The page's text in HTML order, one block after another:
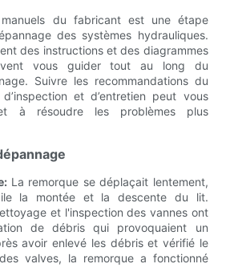
du fabricant est une étape
des systèmes hydrauliques.
des instructions et des diagrammes
vous guider tout au long du
Suivre les recommandations du
et d’entretien peut vous
à résoudre les problèmes plus
La remorque se déplaçait lentement,
la montée et la descente du lit.
et l'inspection des vannes ont
de débris qui provoquaient un
avoir enlevé les débris et vérifié le
valves, la remorque a fonctionné